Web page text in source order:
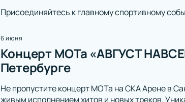
Присоединяйтесь к главному спортивному
6 июня
Концерт МОТа «АВГУСТ
Петербурге
Не пропустите концерт МОТа на СКА Арене в
живым исполнением хитов и новых треков.